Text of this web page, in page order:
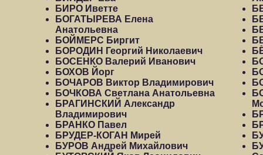
БИРО Иветте
БОГАТЫРЕВА Елена
Анатольевна
БОЙМЕРС Биргит
БОРОДИН Георгий Николаевич
БОСЕНКО Валерий Иванович
БОХОВ Йорг
БОЧАРОВ Виктор Владимирович
БОЧКОВА Светлана Анатольевна
БРАГИНСКИЙ Александр
Владимирович
БРАНКО Павел
БРУДЕР-КОГАН Мирей
БУРОВ Андрей Михайлович